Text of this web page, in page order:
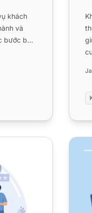
khách
và
bước bao
ích và Ví dụ Thực tếCách